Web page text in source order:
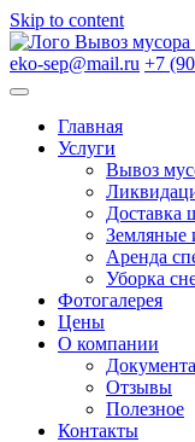
Skip to content
Вывоз
eko-sep@mail.ru +7
Главная
Услуги
Вывоз
Доставка
Земляные
Аренда
Уборка
Фотогалерея
Цены
О компании
Отзывы
Полезное
Контакты